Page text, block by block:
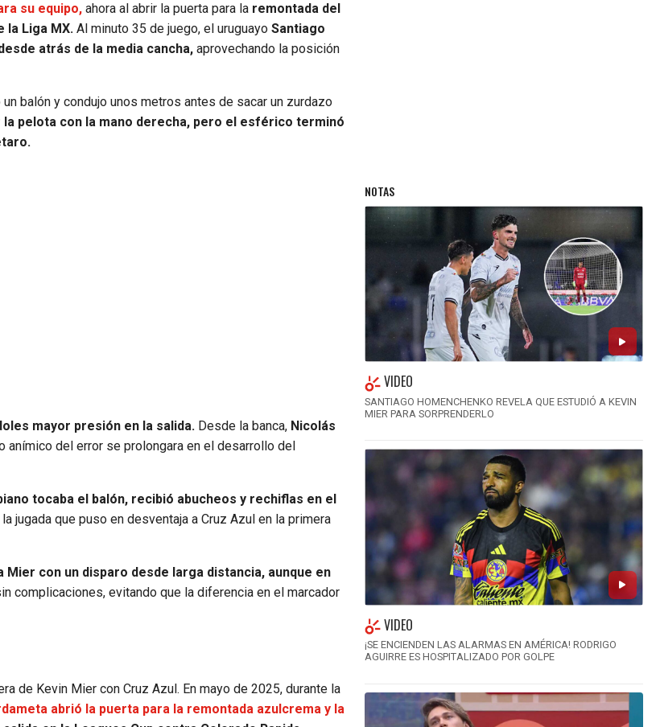
su equipo, ahora al abrir la puerta para la remontada del
la Liga MX. Al minuto 35 de juego, el uruguayo Santiago
atrás de la media cancha, aprovechando la posición
balón y condujo unos metros antes de sacar un zurdazo
pelota con la mano derecha, pero el esférico terminó
mayor presión en la salida. Desde la banca, Nicolás
anímico del error se prolongara en el desarrollo del
tocaba el balón, recibió abucheos y rechiflas en el
jugada que puso en desventaja a Cruz Azul en la primera
con un disparo desde larga distancia, aunque en
complicaciones, evitando que la diferencia en el marcador
de Kevin Mier con Cruz Azul. En mayo de 2025, durante la
abrió la puerta para la remontada azulcrema y la
NOTAS
VIDEO
SANTIAGO HOMENCHENKO REVELA QUE ESTUDIÓ A KEVIN
MIER PARA SORPRENDERLO
VIDEO
¡SE ENCIENDEN LAS ALARMAS EN AMÉRICA! RODRIGO
AGUIRRE ES HOSPITALIZADO POR GOLPE